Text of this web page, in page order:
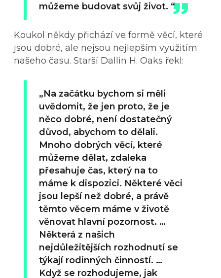
můžeme budovat svůj život. “
Koukol někdy přichází ve formě věcí, které
jsou dobré, ale nejsou nejlepším využitím
našeho času. Starší Dallin H. Oaks řekl:
„Na začátku bychom si měli
uvědomit, že jen proto, že je
něco dobré, není dostatečný
důvod, abychom to dělali.
Mnoho dobrých věcí, které
můžeme dělat, zdaleka
přesahuje čas, který na to
máme k dispozici. Některé věci
jsou lepší než dobré, a právě
těmto věcem máme v životě
věnovat hlavní pozornost. …
Některá z našich
nejdůležitějších rozhodnutí se
týkají rodinných činností. …
Když se rozhodujeme, jak